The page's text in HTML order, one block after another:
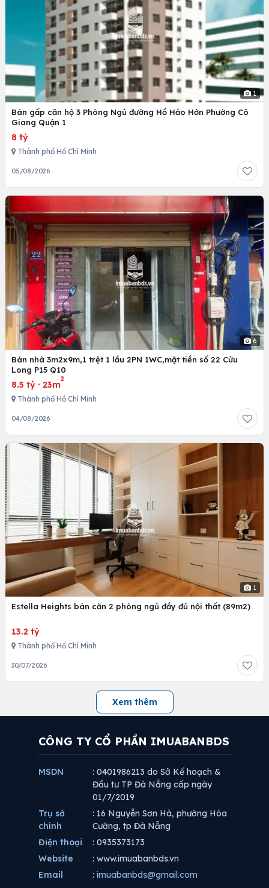
1
Bán gấp căn hộ 3 Phòng Ngủ đường Hồ Hảo Hớn Phường Cô
Giang Quận 1
8 tỷ
Thành phố Hồ Chí Minh
05/08/2026
6
Bán nhà 3m2x9m,1 trệt 1 lầu 2PN 1WC,mặt tiền số 22 Cửu
Long P15 Q10
8.5 tỷ · 23m
2
Thành phố Hồ Chí Minh
04/08/2026
1
Estella Heights bán căn 2 phòng ngủ đầy đủ nội thất (89m2)
13.2 tỷ
Thành phố Hồ Chí Minh
30/07/2026
Xem thêm
CÔNG TY CỔ PHẦN IMUABANBDS
MSDN
: 0401986213 do Sở Kế hoạch &
Đầu tư TP Đà Nẵng cấp ngày
01/7/2019
Trụ sở
chính
: 16 Nguyễn Sơn Hà, phường Hòa
Cường, tp Đà Nẵng
Điện thoại
: 0935373173
Website
: www.imuabanbds.vn
Email
: imuabanbds@gmail.com